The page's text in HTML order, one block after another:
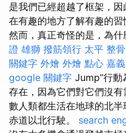
是我們已經超越了框架，
在有趣的地方了解有趣的習
然而，真正奇怪的是，為
證 雄獅 撥筋領行 太平 整骨
關鍵字 外燴 外燴 點心 嘉
google 關鍵字 Jump”行動
存在，因為它們對它們沒有
數人類都生活在地球的北
赤道以北行駛。 search